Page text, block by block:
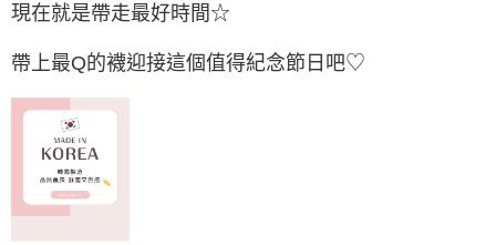
其他海外郵寄
香港澳門地區
現在就是帶走最好時間☆
帶上最Q的襪迎接這個值得紀念節日吧♡